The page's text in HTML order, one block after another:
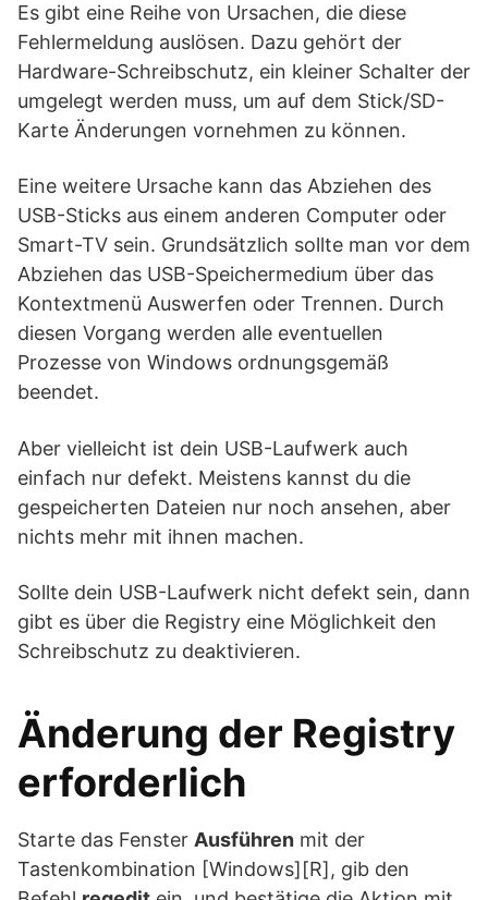
Es gibt eine Reihe von Ursachen, die diese
Fehlermeldung auslösen. Dazu gehört der
Hardware-Schreibschutz, ein kleiner Schalter der
umgelegt werden muss, um auf dem Stick/SD-
Karte Änderungen vornehmen zu können.
Eine weitere Ursache kann das Abziehen des
USB-Sticks aus einem anderen Computer oder
Smart-TV sein. Grundsätzlich sollte man vor dem
Abziehen das USB-Speichermedium über das
Kontextmenü Auswerfen oder Trennen. Durch
diesen Vorgang werden alle eventuellen
Prozesse von Windows ordnungsgemäß
beendet.
Aber vielleicht ist dein USB-Laufwerk auch
einfach nur defekt. Meistens kannst du die
gespeicherten Dateien nur noch ansehen, aber
nichts mehr mit ihnen machen.
Sollte dein USB-Laufwerk nicht defekt sein, dann
gibt es über die Registry eine Möglichkeit den
Schreibschutz zu deaktivieren.
Änderung der Registry
erforderlich
Starte das Fenster Ausführen mit der
Tastenkombination [Windows][R], gib den